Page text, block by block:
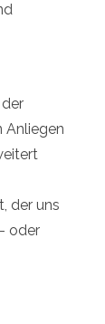
Anliegen
der uns
oder